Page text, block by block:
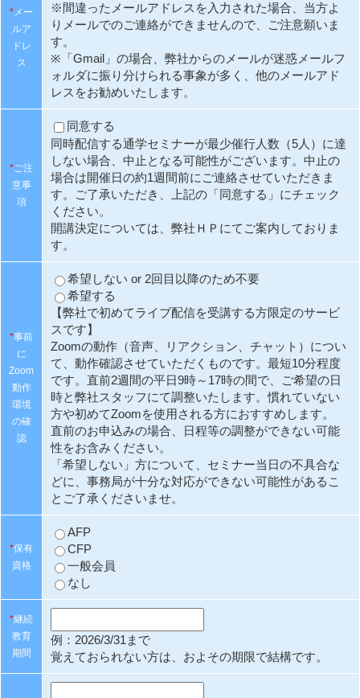
*メー
ルア
ドレ
ス
※間違ったメールアドレスを入力された場合、当方よ
りメールでのご連絡ができませんので、ご注意願いま
す。
※「Gmail」の場合、弊社からのメールが迷惑メールフ
ォルダに振り分けられる事象が多く、他のメールアド
レスをお勧めいたします。
*ご注
意事
項
同意する
同時配信する通学セミナーが最少催行人数（5人）に達
しない場合、中止となる可能性がございます。中止の
場合は開催日の約1週間前にご連絡させていただきま
す。ご了承いただき、上記の「同意する」にチェック
ください。
開講決定については、弊社ＨＰにてご案内しておりま
す。
*事前
に
Zoom
動作
環境
の確
認
希望しない or 2回目以降のため不要
希望する
【弊社で初めてライブ配信を受講する方限定のサービ
スです】
Zoomの動作（音声、リアクション、チャット）につい
て、動作確認させていただくものです。最短10分程度
です。直前2週間の平日9時～17時の間で、ご希望の日
時と弊社スタッフにて調整いたします。慣れていない
方や初めてZoomを使用される方におすすめします。
直前のお申込みの場合、日程等の調整ができない可能
性をお含みください。
「希望しない」方について、セミナー当日の不具合な
どに、事務局が十分な対応ができない可能性があるこ
とご了承くださいませ。
*保有
資格
AFP
CFP
一般会員
なし
*継続
教育
期間
例：2026/3/31まで
覚えておられない方は、およその期限で結構です。